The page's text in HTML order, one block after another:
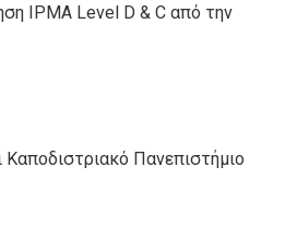
IPMA Level D & C από την
Πανεπιστήμιο